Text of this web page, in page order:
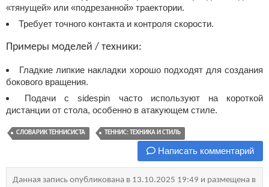
«тянущей» или «подрезанной» траектории.
Требует точного контакта и контроля скорости.
Примеры моделей / техники:
Гладкие липкие накладки хорошо подходят для создания
бокового вращения.
Подачи с sidespin часто используют на короткой
дистанции от стола, особенно в атакующем стиле.
СЛОВАРИК ТЕННИСИСТА ТЕННИС: ТЕХНИКА И СТИЛЬ
Написать комментарий
Данная запись опубликована в 13.10.2025 19:49 и размещена в